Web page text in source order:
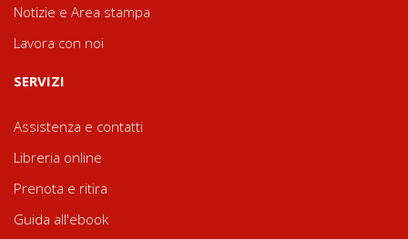
Notizie e Area stampa
Lavora con noi
SERVIZI
Assistenza e contatti
Libreria online
Prenota e ritira
Guida all'ebook